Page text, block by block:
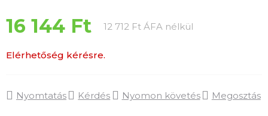
16 144 Ft 12 712 Ft ÁFA nélkül
Elérhetőség kérésre.
Nyomtatás Kérdés Nyomon követés Megosztás